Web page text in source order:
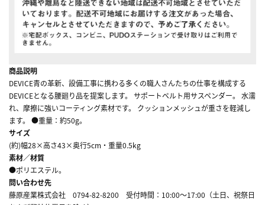
商品説明
DEVICE青の革新、設備工事に携わる多くの職人さんたちの仕事を構成する
DEVICEとなる腰廻り品を提案します。 サポートベルト用サスペンダー。 水濡
れ、摩擦に強いコーティング素材です。 クッションメッシュが重さを軽減し
ます。 ●重量：約50g。
サイズ
(約)幅28×高さ43×奥行5cm・重量0.5kg
素材／材質
●ポリエステル。
問い合わせ先
藤原産業株式会社 0794-82-8200 受付時間：10:00～17:00（土日、祝祭日